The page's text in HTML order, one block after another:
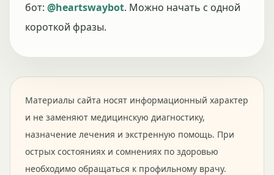
бот: @heartswaybot. Можно начать с одной
короткой фразы.
Материалы сайта носят информационный характер
и не заменяют медицинскую диагностику,
назначение лечения и экстренную помощь. При
острых состояниях и сомнениях по здоровью
необходимо обращаться к профильному врачу.